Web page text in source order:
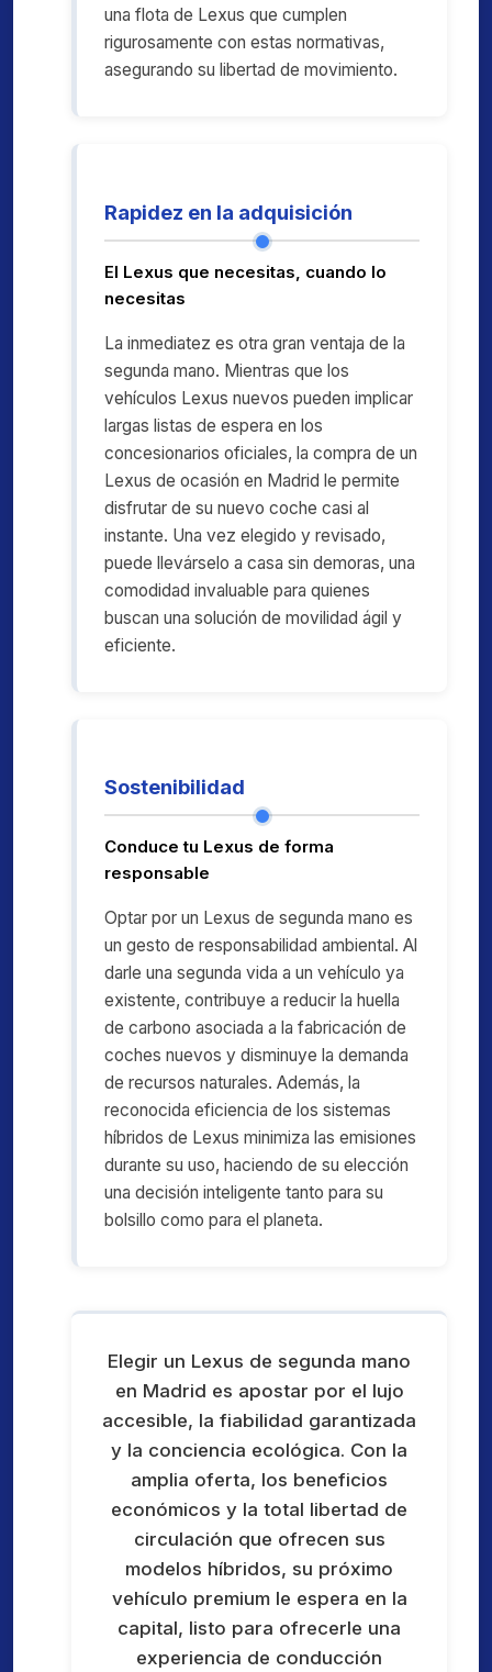
una flota de Lexus que cumplen
rigurosamente con estas normativas,
asegurando su libertad de movimiento.
Rapidez en la adquisición
El Lexus que necesitas, cuando lo
necesitas
La inmediatez es otra gran ventaja de la
segunda mano. Mientras que los
vehículos Lexus nuevos pueden implicar
largas listas de espera en los
concesionarios oficiales, la compra de un
Lexus de ocasión en Madrid le permite
disfrutar de su nuevo coche casi al
instante. Una vez elegido y revisado,
puede llevárselo a casa sin demoras, una
comodidad invaluable para quienes
buscan una solución de movilidad ágil y
eficiente.
Sostenibilidad
Conduce tu Lexus de forma
responsable
Optar por un Lexus de segunda mano es
un gesto de responsabilidad ambiental. Al
darle una segunda vida a un vehículo ya
existente, contribuye a reducir la huella
de carbono asociada a la fabricación de
coches nuevos y disminuye la demanda
de recursos naturales. Además, la
reconocida eficiencia de los sistemas
híbridos de Lexus minimiza las emisiones
durante su uso, haciendo de su elección
una decisión inteligente tanto para su
bolsillo como para el planeta.
Elegir un Lexus de segunda mano
en Madrid es apostar por el lujo
accesible, la fiabilidad garantizada
y la conciencia ecológica. Con la
amplia oferta, los beneficios
económicos y la total libertad de
circulación que ofrecen sus
modelos híbridos, su próximo
vehículo premium le espera en la
capital, listo para ofrecerle una
experiencia de conducción